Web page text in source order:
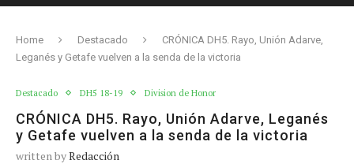
Home Destacado
CRÓNICA DH5. Rayo, Unión Adarve,
Leganés y Getafe vuelven a la senda de la victoria
Destacado DH5 18-19 Division de Honor
CRÓNICA DH5. Rayo, Unión Adarve, Leganés
y Getafe vuelven a la senda de la victoria
written byRedacción